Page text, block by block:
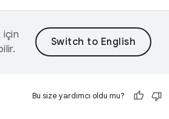
için
Bu size yardımcı oldu mu?